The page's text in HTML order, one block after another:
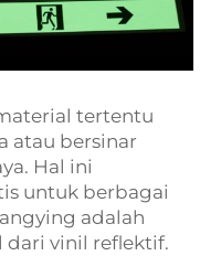
tertentu
atau bersinar
Hal ini
untuk berbagai
adalah
dari vinil reflektif.